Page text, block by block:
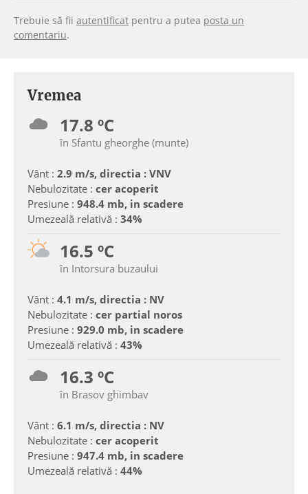
Trebuie să fii autentificat pentru a putea posta un
comentariu.
Vremea
17.8 ºC
în Sfantu gheorghe (munte)
Vânt : 2.9 m/s, directia : VNV
Nebulozitate : cer acoperit
Presiune : 948.4 mb, in scadere
Umezeală relativă : 34%
16.5 ºC
în Intorsura buzaului
Vânt : 4.1 m/s, directia : NV
Nebulozitate : cer partial noros
Presiune : 929.0 mb, in scadere
Umezeală relativă : 43%
16.3 ºC
în Brasov ghimbav
Vânt : 6.1 m/s, directia : NV
Nebulozitate : cer acoperit
Presiune : 947.4 mb, in scadere
Umezeală relativă : 44%